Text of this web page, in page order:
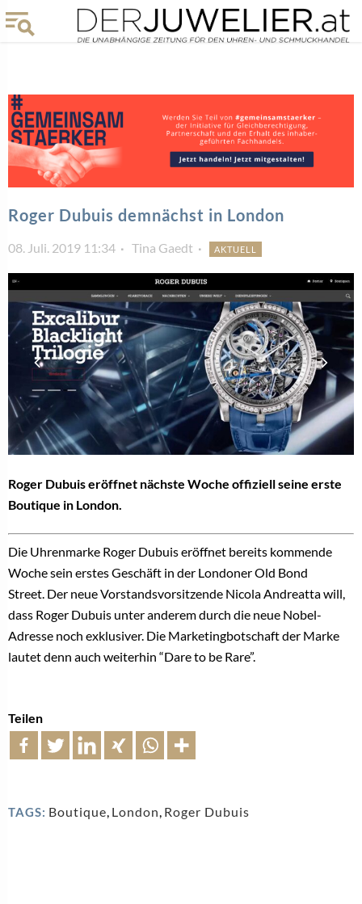
Roger Dubuis demnächst in London
08. Juli. 2019 11:34 Tina Gaedt AKTUELL
Roger Dubuis eröffnet nächste Woche offiziell seine erste
Boutique in London.
Die Uhrenmarke Roger Dubuis eröffnet bereits kommende
Woche sein erstes Geschäft in der Londoner Old Bond
Street. Der neue Vorstandsvorsitzende Nicola Andreatta will,
dass Roger Dubuis unter anderem durch die neue Nobel-
Adresse noch exklusiver. Die Marketingbotschaft der Marke
lautet denn auch weiterhin “Dare to be Rare”.
Teilen
TAGS: Boutique, London, Roger Dubuis